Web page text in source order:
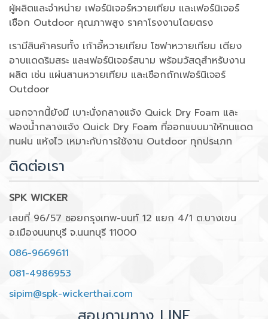
ผู้ผลิตและจำหน่าย เฟอร์นิเจอร์หวายเทียม และเฟอร์นิเจอร์
เชือก Outdoor คุณภาพสูง ราคาโรงงานโดยตรง
เรามีสินค้าครบทั้ง เก้าอี้หวายเทียม โซฟาหวายเทียม เตียง
อาบแดดริมสระ และเฟอร์นิเจอร์สนาม พร้อมวัสดุสำหรับงาน
ผลิต เช่น แผ่นสานหวายเทียม และเชือกถักเฟอร์นิเจอร์
Outdoor
นอกจากนี้ยังมี เบาะนั่งกลางแจ้ง Quick Dry Foam และ
ฟองน้ำกลางแจ้ง Quick Dry Foam ที่ออกแบบมาให้ทนแดด
ทนฝน แห้งไว เหมาะกับการใช้งาน Outdoor ทุกประเภท
ติดต่อเรา
SPK WICKER
เลขที่ 96/57 ซอยกรุงเทพ-นนท์ 12 แยก 4/1 ต.บางเขน
อ.เมืองนนทบุรี จ.นนทบุรี 11000
086-9669611
081-4986953
sipim@spk-wickerthai.com